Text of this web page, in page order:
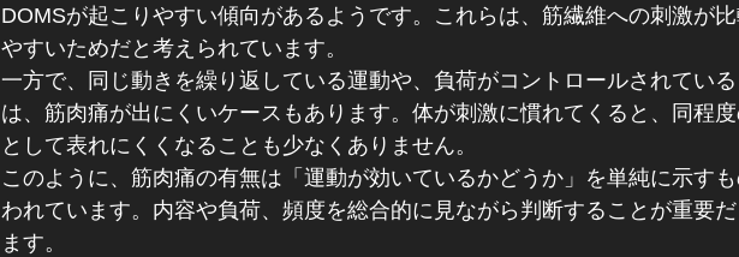
DOMSが起こりやすい傾向があるようです。これらは、筋繊維への刺激が
やすいためだと考えられています。
一方で、同じ動きを繰り返している運動や、負荷がコントロールされてい
は、筋肉痛が出にくいケースもあります。体が刺激に慣れてくると、同程
として表れにくくなることも少なくありません。
このように、筋肉痛の有無は「運動が効いているかどうか」を単純に示す
われています。内容や負荷、頻度を総合的に見ながら判断することが重要
ます。